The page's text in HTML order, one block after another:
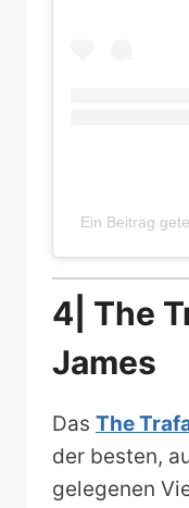
Ein Beitrag
4| The
James
Das The
der besten,
gelegenen